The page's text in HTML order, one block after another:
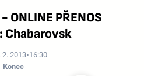
ONLINE PŘENOS
Chabarovsk
2. 2013 16:30
Konec